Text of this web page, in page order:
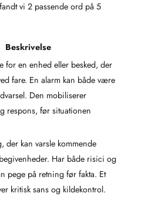
vi 2 passende ord på 5
Beskrivelse
for en enhed eller besked, der
fare. En alarm kan både være
Den mobiliserer
respons, før situationen
der kan varsle kommende
Har både risici og
pege på retning før fakta. Et
kritisk sans og kildekontrol.